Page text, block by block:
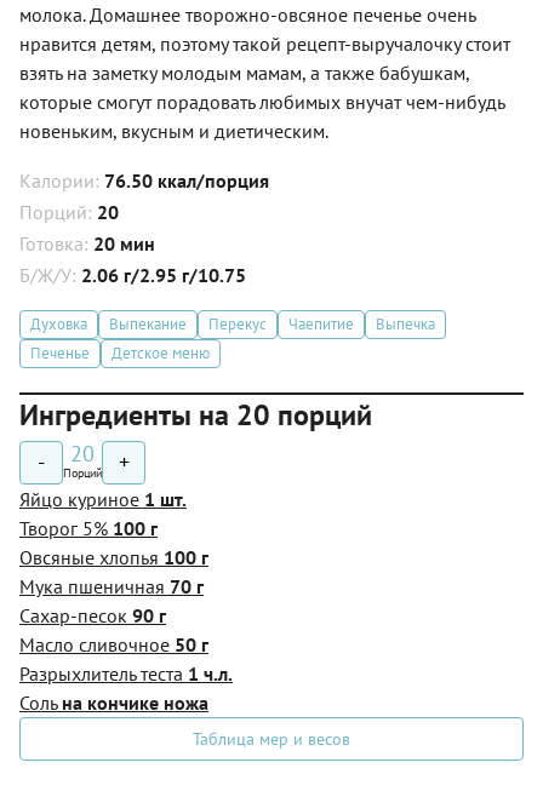
молока. Домашнее творожно-овсяное печенье очень
нравится детям, поэтому такой рецепт-выручалочку стоит
взять на заметку молодым мамам, а также бабушкам,
которые смогут порадовать любимых внучат чем-нибудь
новеньким, вкусным и диетическим.
Калории: 76.50 ккал/порция
Порций: 20
Готовка: 20 мин
Б/Ж/У: 2.06 г/2.95 г/10.75
Духовка Выпекание Перекус Чаепитие
Выпечка
Печенье
Детское меню
Ингредиенты на 20 порций
- 20
Порций +
Яйцо куриное 1 шт.
Творог 5% 100 г
Овсяные хлопья 100 г
Мука пшеничная 70 г
Сахар-песок 90 г
Масло сливочное 50 г
Разрыхлитель теста 1 ч.л.
Соль на кончике ножа
Таблица мер и весов